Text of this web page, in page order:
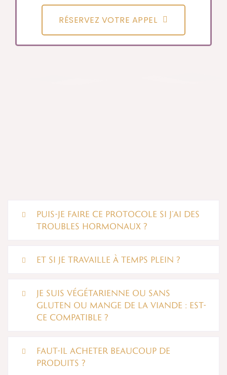
RÉSERVEZ VOTRE APPEL
PUIS-JE FAIRE CE PROTOCOLE SI J’AI DES
TROUBLES HORMONAUX ?
ET SI JE TRAVAILLE À TEMPS PLEIN ?
JE SUIS VÉGÉTARIENNE OU SANS
GLUTEN OU MANGE DE LA VIANDE : EST-
CE COMPATIBLE ?
FAUT-IL ACHETER BEAUCOUP DE
PRODUITS ?